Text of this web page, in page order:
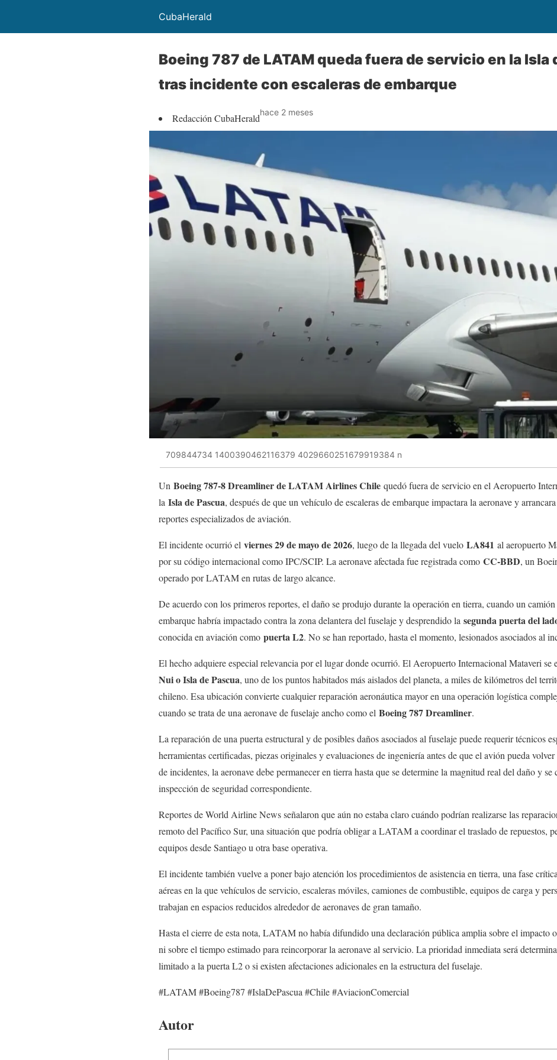
CubaHerald
Boeing 787 de LATAM queda fuera de servicio en la Isla
tras incidente con escaleras de embarque
Redacción CubaHeraldhace 2 meses
709844734 1400390462116379 4029660251679919384 n
Un Boeing 787-8 Dreamliner de LATAM Airlines Chile quedó fuera de servicio en el Aeropuerto
la Isla de Pascua, después de que un vehículo de escaleras de embarque impactara la aeronave y
reportes especializados de aviación.
El incidente ocurrió el viernes 29 de mayo de 2026, luego de la llegada del vuelo LA841 al aeropuerto
por su código internacional como IPC/SCIP. La aeronave afectada fue registrada como CC-BBD, un
operado por LATAM en rutas de largo alcance.
De acuerdo con los primeros reportes, el daño se produjo durante la operación en tierra, cuando un camión
embarque habría impactado contra la zona delantera del fuselaje y desprendido la segunda puerta del
conocida en aviación como puerta L2. No se han reportado, hasta el momento, lesionados asociados al
El hecho adquiere especial relevancia por el lugar donde ocurrió. El Aeropuerto Internacional Mataveri se
Nui o Isla de Pascua, uno de los puntos habitados más aislados del planeta, a miles de kilómetros del
chileno. Esa ubicación convierte cualquier reparación aeronáutica mayor en una operación logística
cuando se trata de una aeronave de fuselaje ancho como el Boeing 787 Dreamliner.
La reparación de una puerta estructural y de posibles daños asociados al fuselaje puede requerir técnicos
herramientas certificadas, piezas originales y evaluaciones de ingeniería antes de que el avión pueda
de incidentes, la aeronave debe permanecer en tierra hasta que se determine la magnitud real del daño y se
inspección de seguridad correspondiente.
Reportes de World Airline News señalaron que aún no estaba claro cuándo podrían realizarse las
remoto del Pacífico Sur, una situación que podría obligar a LATAM a coordinar el traslado de repuestos,
equipos desde Santiago u otra base operativa.
El incidente también vuelve a poner bajo atención los procedimientos de asistencia en tierra, una fase
aéreas en la que vehículos de servicio, escaleras móviles, camiones de combustible, equipos de carga y
trabajan en espacios reducidos alrededor de aeronaves de gran tamaño.
Hasta el cierre de esta nota, LATAM no había difundido una declaración pública amplia sobre el impacto
ni sobre el tiempo estimado para reincorporar la aeronave al servicio. La prioridad inmediata será
limitado a la puerta L2 o si existen afectaciones adicionales en la estructura del fuselaje.
#LATAM #Boeing787 #IslaDePascua #Chile #AviacionComercial
Autor